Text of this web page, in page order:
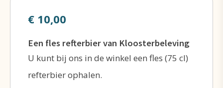
Refterbier van Kloosterbeleving
Om te vieren dat we dit al begonnen zijn,
bieden we als eventuele tegenprestatie een
Kloosterbelevingsbier aan: ideaal om te
€ 10,00
Een fles refterbier van Kloosterbeleving
U kunt bij ons in de winkel een fles (75 cl)
refterbier ophalen.